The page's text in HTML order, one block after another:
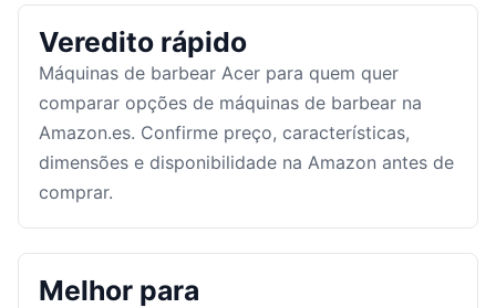
Veredito rápido
Máquinas de barbear Acer para quem quer
comparar opções de máquinas de barbear na
Amazon.es. Confirme preço, características,
dimensões e disponibilidade na Amazon antes de
comprar.
Melhor para